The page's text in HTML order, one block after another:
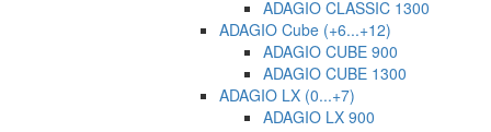
ADAGIO CLASSIC 1300
ADAGIO Cube (+6...+12)
ADAGIO CUBE 900
ADAGIO CUBE 1300
ADAGIO LX (0...+7)
ADAGIO LX 900